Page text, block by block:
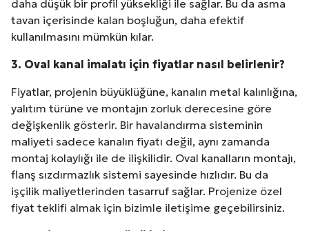
daha düşük bir profil yüksekliği ile sağlar. Bu da asma
tavan içerisinde kalan boşluğun, daha efektif
kullanılmasını mümkün kılar.
3. Oval kanal imalatı için fiyatlar nasıl belirlenir?
Fiyatlar, projenin büyüklüğüne, kanalın metal kalınlığına,
yalıtım türüne ve montajın zorluk derecesine göre
değişkenlik gösterir. Bir havalandırma sisteminin
maliyeti sadece kanalın fiyatı değil, aynı zamanda
montaj kolaylığı ile de ilişkilidir. Oval kanalların montajı,
flanş sızdırmazlık sistemi sayesinde hızlıdır. Bu da
işçilik maliyetlerinden tasarruf sağlar. Projenize özel
fiyat teklifi almak için bizimle iletişime geçebilirsiniz.